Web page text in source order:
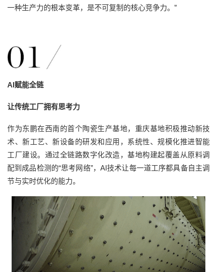
一种生产力的根本变革，是不可复制的核心竞争力。 ”
AI赋能全链
让传统工厂拥有思考力
作为东鹏在西南的首个陶瓷生产基地，重庆基地积极推动新技
术、新工艺、新设备的研发和应用，系统性、规模化推进智能
工厂建设。通过全链路数字化改造，基地构建起覆盖从原料调
配到成品检测的“思考网络”，AI技术让每一道工序都具备自主调
节与实时优化的能力。